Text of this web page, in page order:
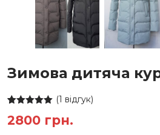
Зимова дитяча
5.00з 5 на
(1 відгук)
2800 грн.